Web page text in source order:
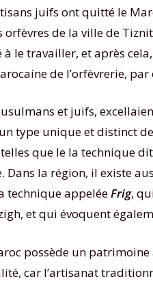
juifs ont quitté le
de la ville de
le travailler, et après
de l’orfèvrerie, par
et juifs,
type unique et distinct
que le la technique
Dans la région, il existe
technique appeléeFrig,
et qui évoquent
possède un
car l’artisanat